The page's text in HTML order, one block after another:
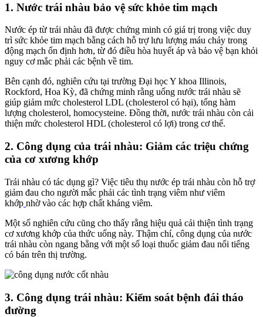
1. Nước trái nhàu bảo vệ sức khỏe tim mạch
Nước ép từ trái nhàu đã được chứng minh có giá trị trong việc duy
trì sức khỏe tim mạch bằng cách hỗ trợ lưu lượng máu chảy trong
động mạch ổn định hơn, từ đó điều hòa huyết áp và bảo vệ bạn khỏi
nguy cơ mắc phải các bệnh về tim.
Bên cạnh đó, nghiên cứu tại trường Đại học Y khoa Illinois,
Rockford, Hoa Kỳ, đã chứng minh rằng uống nước trái nhàu sẽ
giúp giảm mức cholesterol LDL (cholesterol có hại), tổng hàm
lượng cholesterol, homocysteine. Đồng thời, nước trái nhàu còn cải
thiện mức cholesterol HDL (cholesterol có lợi) trong cơ thể.
2. Công dụng của trái nhàu: Giảm các triệu chứng
của cơ xương khớp
Trái nhàu có tác dụng gì? Việc tiêu thụ nước ép trái nhàu còn hỗ trợ
giảm đau cho người mắc phải các tình trạng viêm như viêm
khớp nhờ vào các hợp chất kháng viêm.
Một số nghiên cứu cũng cho thấy rằng hiệu quả cải thiện tình trạng
cơ xương khớp của thức uống này. Thậm chí, công dụng của nước
trái nhàu còn ngang bằng với một số loại thuốc giảm đau nổi tiếng
có bán trên thị trường.
3. Công dụng trái nhàu: Kiểm soát bệnh đái tháo
đường